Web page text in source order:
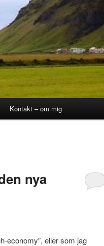
Kontakt – om mig
nya
economy”, eller som jag